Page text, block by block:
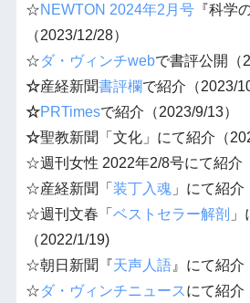
☆NEWTON 2024年2月号『科学
（2023/12/28）
☆ダ・ヴィンチwebで書評公開（
☆産経新聞書評欄で紹介（2023/
☆PRTimesで紹介（2023/9/13）
☆聖教新聞「文化」にて紹介（
☆週刊女性 2022年2/8号にて紹介
☆産経新聞「 装丁入魂」にて紹介
☆週刊 文春 「 ベストセラー解剖
（2022/1/19)
☆朝日新聞『天声人語』にて紹介
☆ダ・ヴィンチニュース にて紹介